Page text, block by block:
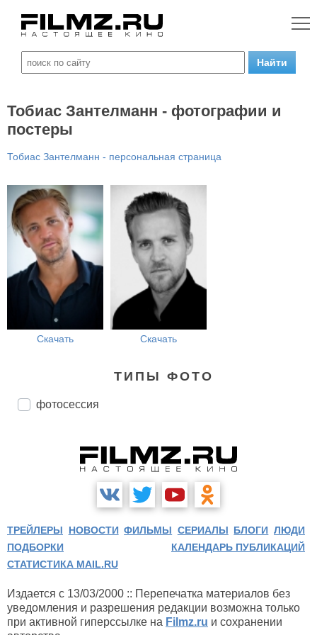
Тобиас Зантелманн - фотографии и
постеры
Тобиас Зантелманн - персональная страница
Скачать Скачать
ТИПЫ ФОТО
фотосессия
ТРЕЙЛЕРЫ НОВОСТИ ФИЛЬМЫ СЕРИАЛЫ БЛОГИ ЛЮДИ
ПОДБОРКИ
КАЛЕНДАРЬ ПУБЛИКАЦИЙ
СТАТИСТИКА MAIL.RU
Издается с 13/03/2000 :: Перепечатка материалов без
уведомления и разрешения редакции возможна только
при активной гиперссылке на Filmz.ru и сохранении